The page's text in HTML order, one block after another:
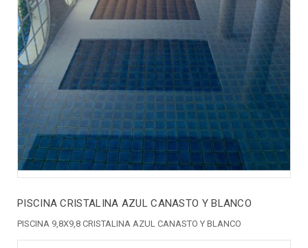
PISCINA CRISTALINA AZUL CANASTO Y BLANCO
PISCINA 9,8X9,8 CRISTALINA AZUL CANASTO Y BLANCO